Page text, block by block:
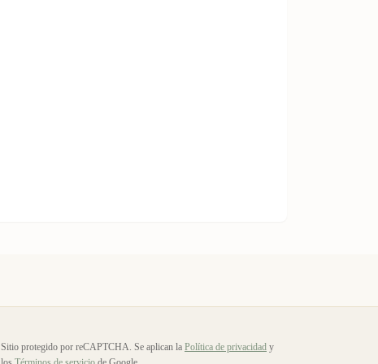
Sitio protegido por reCAPTCHA. Se aplican la Política de privacidad y